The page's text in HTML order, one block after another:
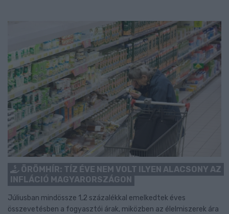
ÖRÖMHÍR: TÍZ ÉVE NEM VOLT ILYEN ALACSONY AZ
INFLÁCIÓ MAGYARORSZÁGON
Júliusban mindössze 1,2 százalékkal emelkedtek éves
összevetésben a fogyasztói árak, miközben az élelmiszerek ára